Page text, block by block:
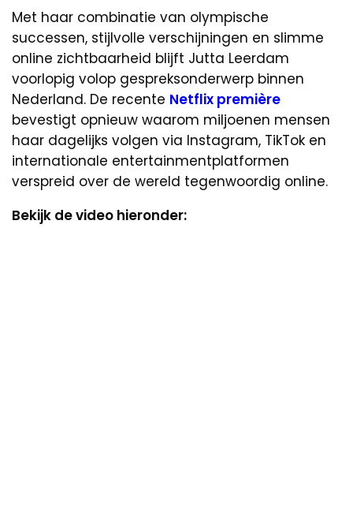
Met haar combinatie van olympische
successen, stijlvolle verschijningen en slimme
online zichtbaarheid blijft Jutta Leerdam
voorlopig volop gespreksonderwerp binnen
Nederland. De recente Netflix première
bevestigt opnieuw waarom miljoenen mensen
haar dagelijks volgen via Instagram, TikTok en
internationale entertainmentplatformen
verspreid over de wereld tegenwoordig online.
Bekijk de video hieronder: